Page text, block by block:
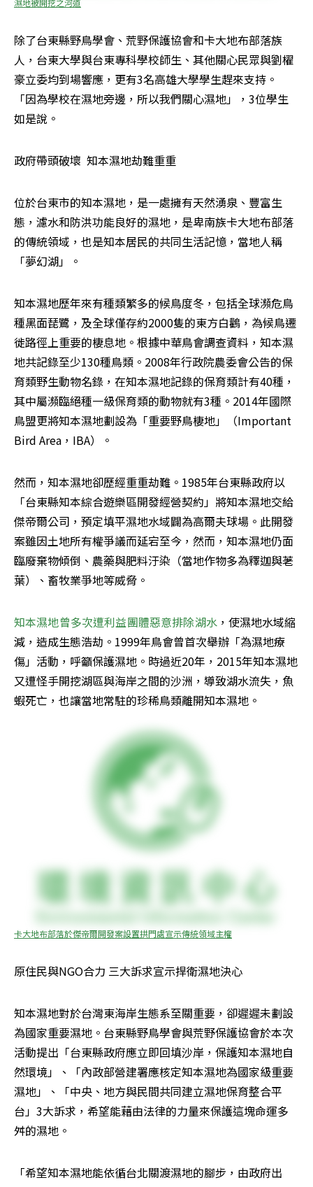
濕地被開挖之河道
除了台東縣野鳥學會、荒野保護協會和卡大地布部落族
人，台東大學與台東專科學校師生、其他關心民眾與劉櫂
豪立委均到場響應，更有3名高雄大學學生趕來支持。
「因為學校在濕地旁邊，所以我們關心濕地」，3位學生
如是說。
政府帶頭破壞  知本濕地劫難重重
位於台東市的知本濕地，是一處擁有天然湧泉、豐富生
態，濾水和防洪功能良好的濕地，是卑南族卡大地布部落
的傳統領域，也是知本居民的共同生活記憶，當地人稱
「夢幻湖」。
知本濕地歷年來有種類繁多的候鳥度冬，包括全球瀕危鳥
種黑面琵鷺，及全球僅存約2000隻的東方白鸛，為候鳥遷
徙路徑上重要的棲息地。根據中華鳥會調查資料，知本濕
地共記錄至少130種鳥類。2008年行政院農委會公告的保
育類野生動物名錄，在知本濕地記錄的保育類計有40種，
其中屬瀕臨絕種一級保育類的動物就有3種。2014年國際
鳥盟更將知本濕地劃設為「重要野鳥棲地」（Important
Bird Area，IBA）。
然而，知本濕地卻歷經重重劫難。1985年台東縣政府以
「台東縣知本綜合遊樂區開發經營契約」將知本濕地交給
傑帝爾公司，預定填平濕地水域闢為高爾夫球場。此開發
案雖因土地所有權爭議而延宕至今，然而，知本濕地仍面
臨廢棄物傾倒、農藥與肥料汙染（當地作物多為釋迦與荖
葉）、畜牧業爭地等威脅。
知本濕地曾多次遭利益團體惡意排除湖水，使濕地水域縮
減，造成生態浩劫。1999年鳥會曾首次舉辦「為濕地療
傷」活動，呼籲保護濕地。時過近20年，2015年知本濕地
又遭怪手開挖湖區與海岸之間的沙洲，導致湖水流失，魚
蝦死亡，也讓當地常駐的珍稀鳥類離開知本濕地。
卡大地布部落於傑帝爾開發案設置拱門處宣示傳統領域主權
原住民與NGO合力 三大訴求宣示捍衛濕地決心
知本濕地對於台灣東海岸生態系至關重要，卻遲遲未劃設
為國家重要濕地。台東縣野鳥學會與荒野保護協會於本次
活動提出「台東縣政府應立即回填沙岸，保護知本濕地自
然環境」、「內政部營建署應核定知本濕地為國家級重要
濕地」、「中央、地方與民間共同建立濕地保育整合平
台」3大訴求，希望能藉由法律的力量來保護這塊命運多
舛的濕地。
「希望知本濕地能依循台北關渡濕地的腳步，由政府出